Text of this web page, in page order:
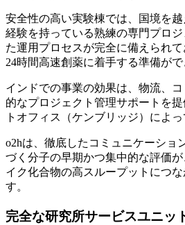
安全性の高い実験棟では、国境を
経験を持っている熟練の専門プロ
た運用プロセスが完全に備えられ
24時間高速創薬に着手する準備がで
インドでの事業の効果は、物流、
的なプロジェクト管理サポートを
トオフィス（ケンブリッジ）によ
o2hは、徹底したコミュニケーショ
づく分子の早期かつ集中的な評価
イク化合物の高スループットにつ
す。
完全な研究所サービスユニッ